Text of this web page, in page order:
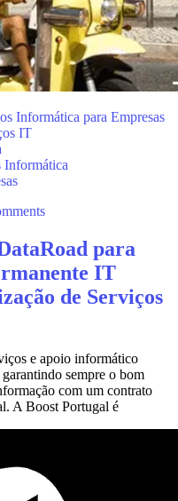
Informática para Empresas
IT
Informática
para
IT
de Serviços
e apoio informático
sempre o bom
com um contrato
A Boost Portugal é